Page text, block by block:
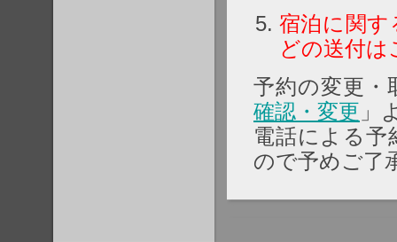
宿泊に関す
どの送付は
予約の変更・
確認・変更 」
電話による予
ので予めご了